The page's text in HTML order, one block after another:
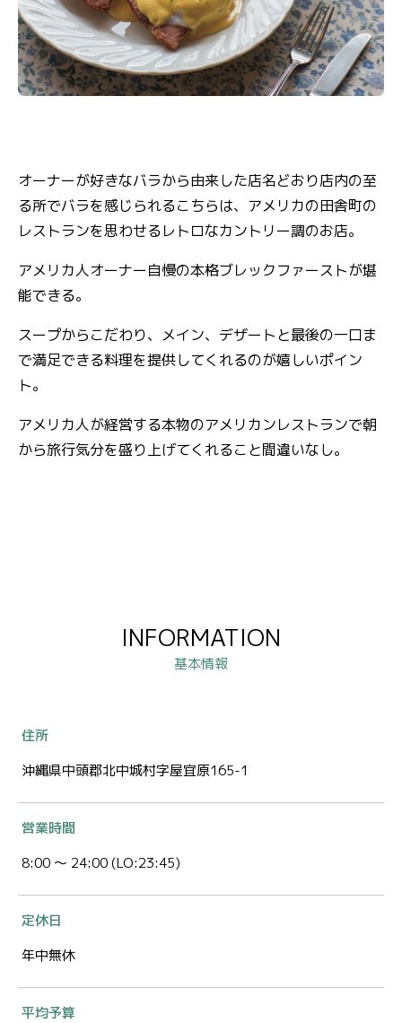
オーナーが好きなバラから由来した店名どおり店内の至
る所でバラを感じられるこちらは、アメリカの田舎町の
レストランを思わせるレトロなカントリー調のお店。
アメリカ人オーナー自慢の本格ブレックファーストが堪
能できる。
スープからこだわり、メイン、デザートと最後の一口ま
で満足できる料理を提供してくれるのが嬉しいポイン
ト。
アメリカ人が経営する本物のアメリカンレストランで朝
から旅行気分を盛り上げてくれること間違いなし。
INFORMATION
基本情報
住所
沖縄県中頭郡北中城村字屋宜原165-1
営業時間
8:00 ～ 24:00 (LO:23:45)
定休日
年中無休
平均予算